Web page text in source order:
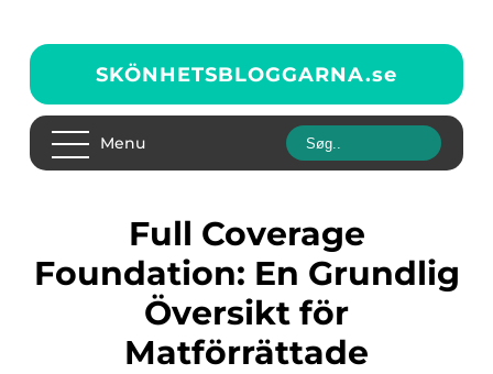
SKÖNHETSBLOGGARNA.se
Menu
Full Coverage
Foundation: En Grundlig
Översikt för
Matförrättade